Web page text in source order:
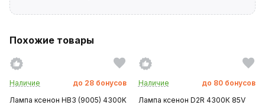
Похожие товары
Наличие до 28 бонусов
Лампа ксенон HB3 (9005) 4300K
Наличие до 80 бонусов
Лампа ксенон D2R 4300К 85V